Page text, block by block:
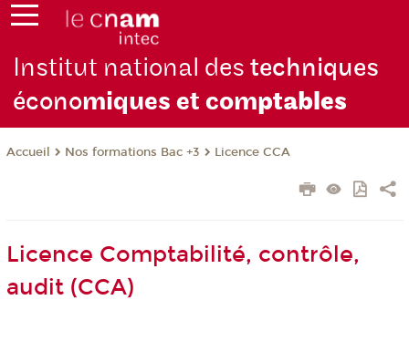
Institut national destechniques
économiques et comptables
Accueil Nos formations Bac +3 Licence CCA
Licence Comptabilité, contrôle,
audit (CCA)